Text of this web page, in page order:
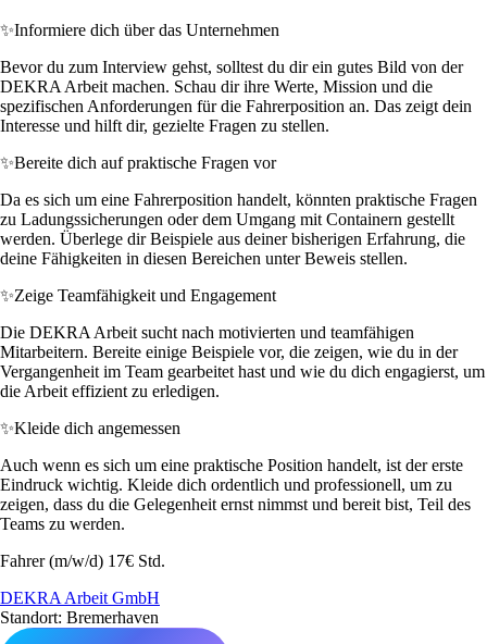
✨Informiere dich über das Unternehmen
Bevor du zum Interview gehst, solltest du dir ein gutes Bild von der
DEKRA Arbeit machen. Schau dir ihre Werte, Mission und die
spezifischen Anforderungen für die Fahrerposition an. Das zeigt dein
Interesse und hilft dir, gezielte Fragen zu stellen.
✨Bereite dich auf praktische Fragen vor
Da es sich um eine Fahrerposition handelt, könnten praktische Fragen
zu Ladungssicherungen oder dem Umgang mit Containern gestellt
werden. Überlege dir Beispiele aus deiner bisherigen Erfahrung, die
deine Fähigkeiten in diesen Bereichen unter Beweis stellen.
✨Zeige Teamfähigkeit und Engagement
Die DEKRA Arbeit sucht nach motivierten und teamfähigen
Mitarbeitern. Bereite einige Beispiele vor, die zeigen, wie du in der
Vergangenheit im Team gearbeitet hast und wie du dich engagierst, um
die Arbeit effizient zu erledigen.
✨Kleide dich angemessen
Auch wenn es sich um eine praktische Position handelt, ist der erste
Eindruck wichtig. Kleide dich ordentlich und professionell, um zu
zeigen, dass du die Gelegenheit ernst nimmst und bereit bist, Teil des
Teams zu werden.
Fahrer (m/w/d) 17€ Std.
DEKRA Arbeit GmbH
Standort: Bremerhaven